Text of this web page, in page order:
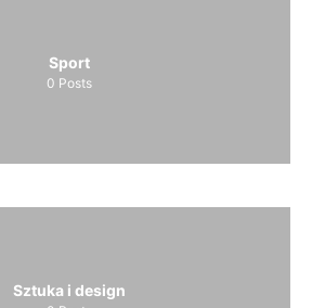
Sport
0 Posts
Sztuka i design